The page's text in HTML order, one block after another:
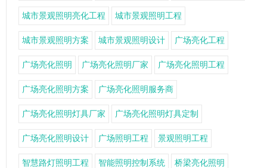
城市景观照明亮化工程 城市景观照明工程
城市景观照明方案 城市景观照明设计 广场亮化工程
广场亮化照明 广场亮化照明厂家 广场亮化照明工程
广场亮化照明方案 广场亮化照明服务商
广场亮化照明灯具厂家 广场亮化照明灯具定制
广场亮化照明设计 广场照明工程 景观照明工程
智慧路灯照明工程 智能照明控制系统 桥梁亮化照明